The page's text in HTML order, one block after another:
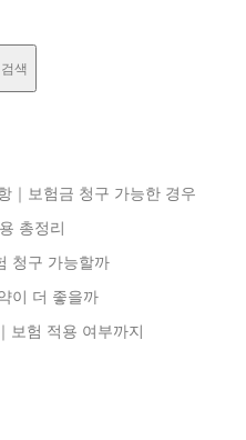
검색
｜보험금 청구 가능한 경우
총정리
청구 가능할까
이 더 좋을까
보험 적용 여부까지